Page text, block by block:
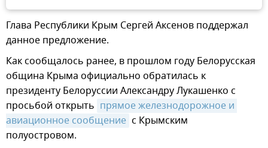
Глава Республики Крым Сергей Аксенов поддержал
данное предложение.
Как сообщалось ранее, в прошлом году Белорусская
община Крыма официально обратилась к
президенту Белоруссии Александру Лукашенко с
просьбой открыть прямое железнодорожное и
авиационное сообщение с Крымским
полуостровом.